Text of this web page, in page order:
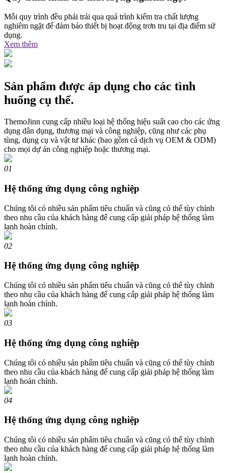
Mỗi quy trình đều phải trải qua quá trình kiểm tra chất lượng
nghiêm ngặt để đảm bảo thiết bị hoạt động trơn tru tại địa điểm sử
dụng.
Xem thêm
Sản phẩm được áp dụng cho các tình
huống cụ thể.
ThemoJinn cung cấp nhiều loại hệ thống hiệu suất cao cho các ứng
dụng dân dụng, thương mại và công nghiệp, cũng như các phụ
tùng, dụng cụ và vật tư khác (bao gồm cả dịch vụ OEM & ODM)
cho mọi dự án công nghiệp hoặc thương mại.
01
Hệ thống ứng dụng công nghiệp
Chúng tôi có nhiều sản phẩm tiêu chuẩn và cũng có thể tùy chỉnh
theo nhu cầu của khách hàng để cung cấp giải pháp hệ thống làm
lạnh hoàn chỉnh.
02
Hệ thống ứng dụng công nghiệp
Chúng tôi có nhiều sản phẩm tiêu chuẩn và cũng có thể tùy chỉnh
theo nhu cầu của khách hàng để cung cấp giải pháp hệ thống làm
lạnh hoàn chỉnh.
03
Hệ thống ứng dụng công nghiệp
Chúng tôi có nhiều sản phẩm tiêu chuẩn và cũng có thể tùy chỉnh
theo nhu cầu của khách hàng để cung cấp giải pháp hệ thống làm
lạnh hoàn chỉnh.
04
Hệ thống ứng dụng công nghiệp
Chúng tôi có nhiều sản phẩm tiêu chuẩn và cũng có thể tùy chỉnh
theo nhu cầu của khách hàng để cung cấp giải pháp hệ thống làm
lạnh hoàn chỉnh.